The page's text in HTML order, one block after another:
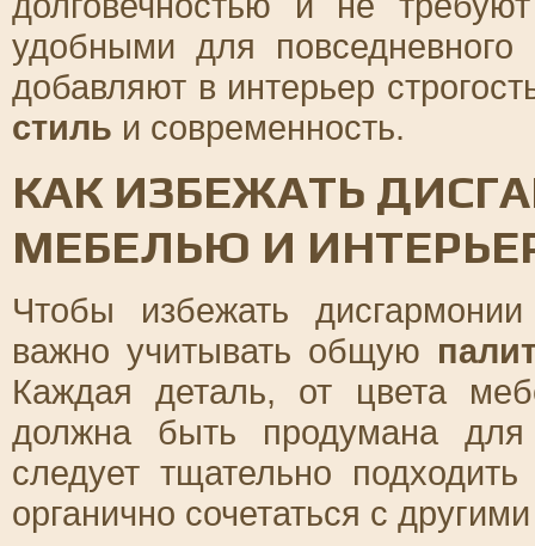
удобными для повседневного
добавляют в интерьер
стиль и современность.
КАК ИЗБЕЖАТЬ
МЕБЕЛЬЮ И
Чтобы избежать
важно учитывать общую
Каждая деталь, от цвета
должна быть продумана
следует тщательно
органично сочетаться с